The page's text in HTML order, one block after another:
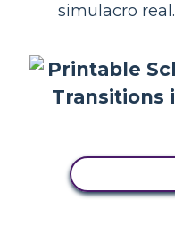
simulacro real.